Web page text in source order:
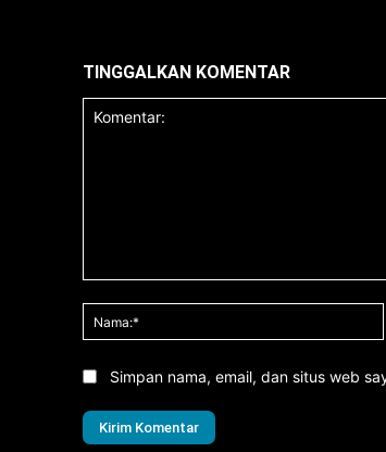
TINGGALKAN KOMENTAR
Simpan nama, email, dan situs web